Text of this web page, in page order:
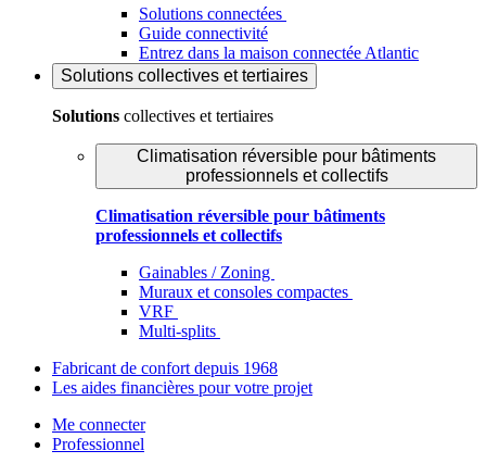
Solutions connectées
Guide connectivité
Entrez dans la maison connectée Atlantic
Solutions collectives et tertiaires
Solutions collectives et tertiaires
Climatisation réversible pour bâtiments
professionnels et collectifs
Climatisation réversible pour bâtiments
professionnels et collectifs
Gainables / Zoning
Muraux et consoles compactes
VRF
Multi-splits
Fabricant de confort depuis 1968
Les aides financières pour votre projet
Me connecter
Professionnel